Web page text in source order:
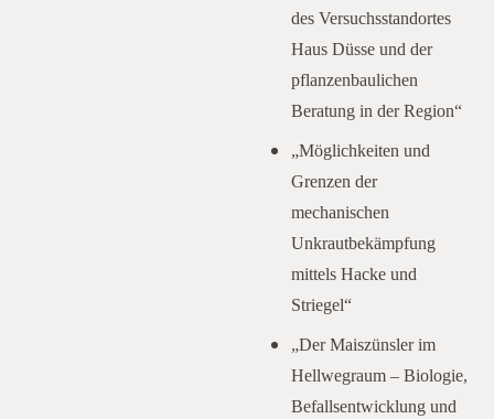
des Versuchsstandortes
Haus Düsse und der
pflanzenbaulichen
Beratung in der Region“
„Möglichkeiten und
Grenzen der
mechanischen
Unkrautbekämpfung
mittels Hacke und
Striegel“
„Der Maiszünsler im
Hellwegraum – Biologie,
Befallsentwicklung und